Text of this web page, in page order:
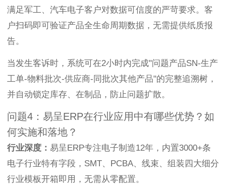
满足军工、汽车电子客户对数据可信度的严苛要求。客
户扫码即可验证产品全生命周期数据，无需提供纸质报
告。
当发生客诉时，系统可在2小时内完成"问题产品SN-生产
工单-物料批次-供应商-同批次其他产品"的完整追溯树，
并自动锁定库存、在制品，防止问题扩散。
问题4：易呈ERP在行业应用中有哪些优势？如
何实施和落地？
行业深度： 易呈ERP专注电子制造12年，内置3000+条
电子行业特有字段，SMT、PCBA、线束、组装四大细分
行业模板开箱即用，无需从零配置。